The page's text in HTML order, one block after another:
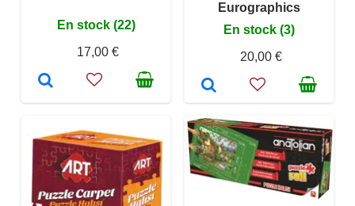
En stock (22)
17,00 €
Eurographics
En stock (3)
20,00 €